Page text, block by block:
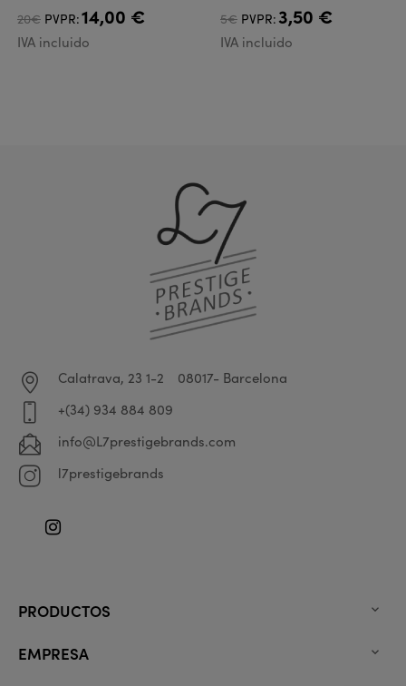
20€ PVPR:14,00 €
IVA incluido
5€ PVPR:3,50 €
IVA incluido
Calatrava, 23 1-2
08017- Barcelona
+(34) 934 884 809
info@L7prestigebrands.com
l7prestigebrands
Instagram
PRODUCTOS 
EMPRESA 